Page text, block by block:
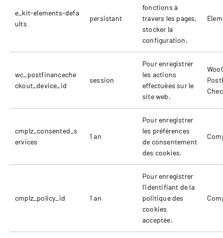
e_kit-elements-defa
ults
persistant
fonctions à
travers les pages,
stocker la
configuration.
wc_postfinanceche
ckout_device_id
session
Pour enregistrer
les actions
effectuées sur le
site web.
cmplz_consented_s
ervices
1 an
Pour enregistrer
les préférences
de consentement
des cookies.
cmplz_policy_id 1 an
Pour enregistrer
l'identifiant de la
politique des
cookies
acceptée.